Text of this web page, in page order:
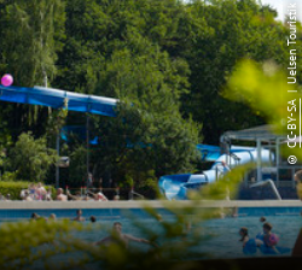
©
CC-BY-SA
| Uelsen Touristik